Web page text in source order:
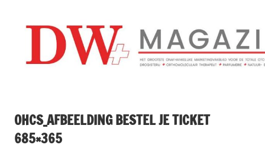
inhoud
OHCS_AFBEELDING BESTEL JE TICKET
685×365